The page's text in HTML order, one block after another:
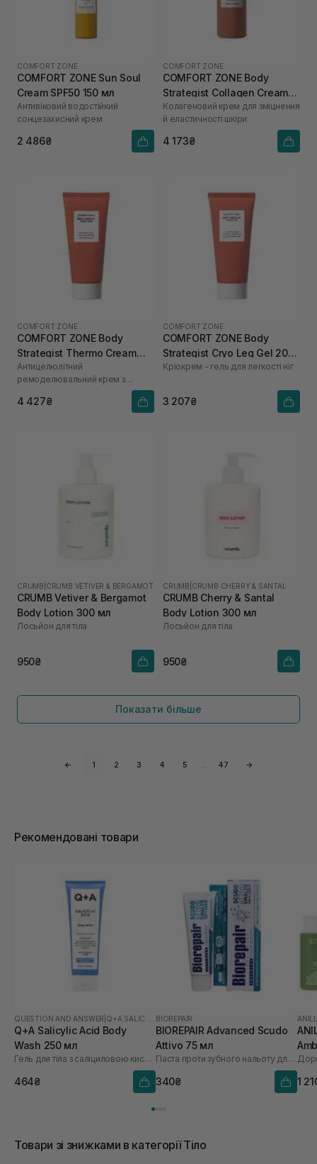
COMFORT ZONE
COMFORT ZONE Sun Soul
Cream SPF50 150 мл
Антивіковий водостійкий
сонцезахисний крем
2 486₴
COMFORT ZONE
COMFORT ZONE Body
Strategist Collagen Cream
250 мл
Колагеновий крем для зміцнення
й еластичності шкіри
4 173₴
COMFORT ZONE
COMFORT ZONE Body
Strategist Thermo Cream
200 мл
Антицелюлітний
ремоделювальний крем з
4 427₴
COMFORT ZONE
COMFORT ZONE Body
Strategist Cryo Leg Gel 200
мл
Кріокрем - гель для легкості ніг
3 207₴
CRUMB CRUMB VETIVER & BERGAMOT
CRUMB Vetiver & Bergamot
Body Lotion 300 мл
Лосьйон для тіла
950₴
CRUMB CRUMB CHERRY & SANTAL
CRUMB Cherry & Santal
Body Lotion 300 мл
Лосьйон для тіла
950₴
Показати більше
← 1 2 3 4 5 … 47 →
Рекомендовані товари
QUESTION AND ANSWER
Q+A Salicylic Acid Body
Wash 250 мл
Гель для тіла з саліциловою кислотою
464₴
BIOREPAIR
BIOREPAIR Advanced Scudo
Attivo 75 мл
Паста проти зубного нальоту для здорових ясен
340₴ 1
Товари зі знижками в категорії Тіло